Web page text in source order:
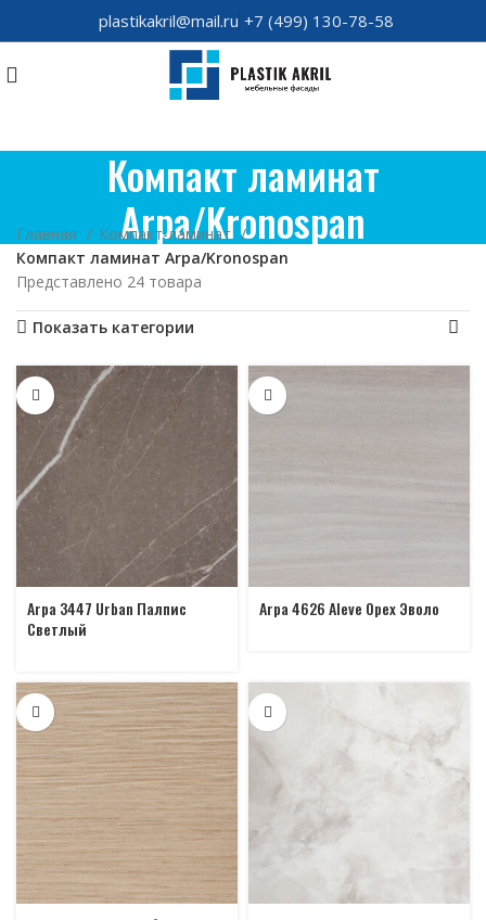
plastikakril@mail.ru +7 (499) 130-78-58
Компакт ламинат
Arpa/Kronospan
Главная
Компакт-ламинат
Компакт ламинат Arpa/Kronospan
Представлено 24 товара
Показать категории
Arpa 3447 Urban Палпис
Светлый
Arpa 4626 Aleve Орех Эволо